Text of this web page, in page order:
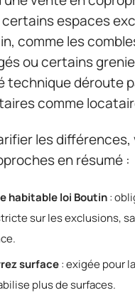
espaces
comme les
ou certains
technique déroute
comme
les différences,
en résumé :
habitable loi Boutin:
sur les exclusions,
surface: exigée pour
plus de surfaces.